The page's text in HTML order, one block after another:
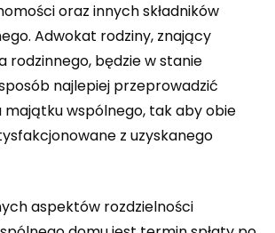
oraz innych składników
Adwokat rodziny, znający
rodzinnego, będzie w stanie
najlepiej przeprowadzić
majątku wspólnego, tak aby obie
z uzyskanego
aspektów rozdzielności